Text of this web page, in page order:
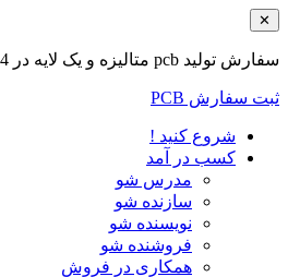
✕
سفارش تولید pcb متالیزه و یک لایه در 4 روز
ثبت سفارش PCB
شروع کنید !
کسب در آمد
مدرس شو
سازنده شو
نویسنده شو
فروشنده شو
همکاری در فروش